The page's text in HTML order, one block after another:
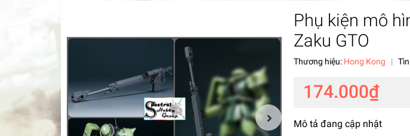
Phụ kiện mô
Zaku GTO
Thương hiệu: Hong Kong |
174.000₫
Mô tả đang cập nhật